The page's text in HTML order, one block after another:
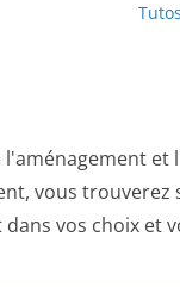
vous trouverez
vos choix et